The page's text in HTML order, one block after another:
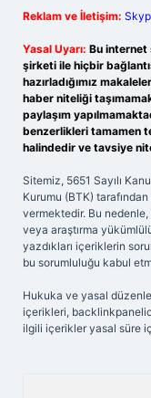
Reklam ve İletişim:
Yasal Uyarı: Bu internet
şirketi ile hiçbir
hazırladığımız
haber niteliği
paylaşım
benzerlikleri tamamen
halindedir ve tavsiye
Sitemiz, 5651 Sayılı
Kurumu (BTK)
vermektedir. Bu
veya araştırma
yazdıkları içeriklerin
bu sorumluluğu kabul
Hukuka ve yasal
içerikleri,
ilgili içerikler yasal süre